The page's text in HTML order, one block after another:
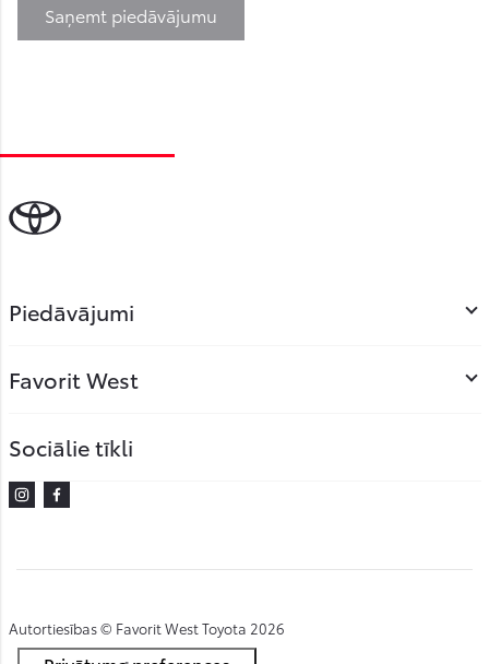
Saņemt piedāvājumu
Piedāvājumi
Favorit West
Sociālie tīkli
Instagram
Facebook
Autortiesības © Favorit West Toyota 2026